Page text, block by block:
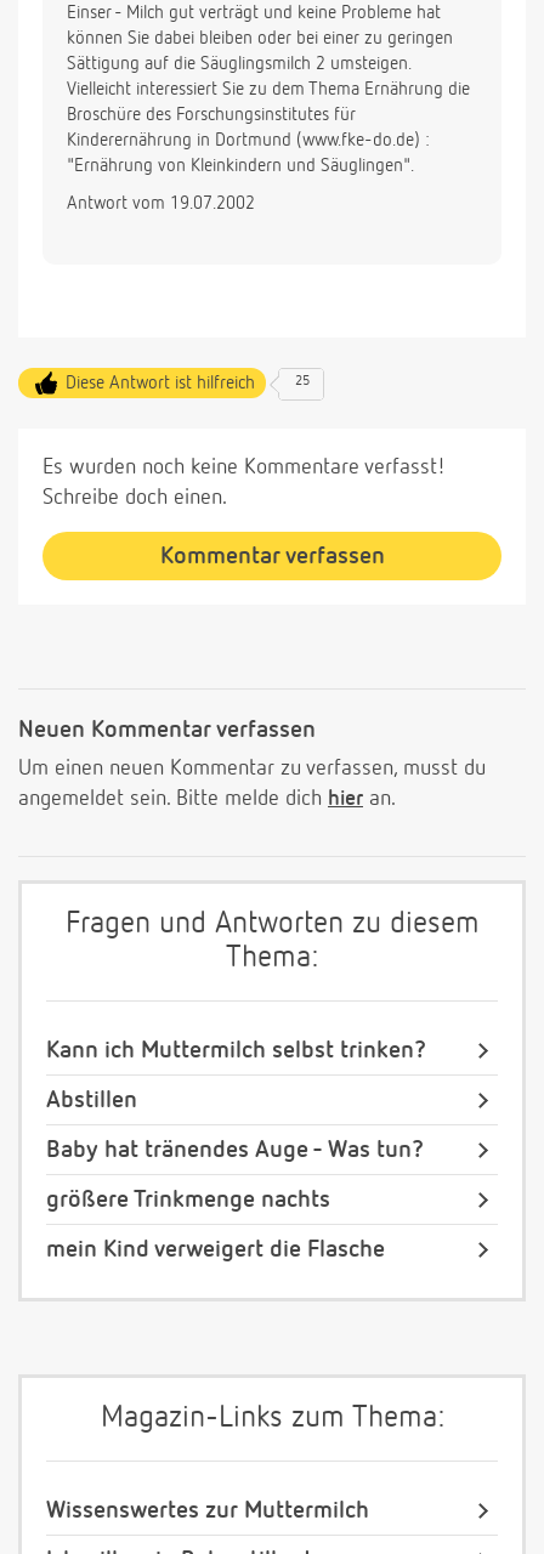
Einser - Milch gut verträgt und keine Probleme hat
können Sie dabei bleiben oder bei einer zu geringen
Sättigung auf die Säuglingsmilch 2 umsteigen.
Vielleicht interessiert Sie zu dem Thema Ernährung die
Broschüre des Forschungsinstitutes für
Kinderernährung in Dortmund (www.fke-do.de) :
"Ernährung von Kleinkindern und Säuglingen".
Antwort vom 19.07.2002
Diese Antwort ist hilfreich 25
Es wurden noch keine Kommentare verfasst!
Schreibe doch einen.
Kommentar verfassen
Neuen Kommentar verfassen
Um einen neuen Kommentar zu verfassen, musst du
angemeldet sein. Bitte melde dich hier an.
Fragen und Antworten zu diesem
Thema:
Kann ich Muttermilch selbst trinken?
Abstillen
Baby hat tränendes Auge - Was tun?
größere Trinkmenge nachts
mein Kind verweigert die Flasche
Magazin-Links zum Thema:
Wissenswertes zur Muttermilch